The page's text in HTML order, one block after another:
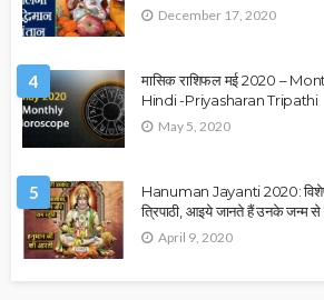
December 17, 2020
4
मासिक राशिफल मई 2020 –
Hindi -Priyasharan Tripathi
May 5, 2020
5
Hanuman Jayanti 2020: विशेष
त्रिपाठी, आइये जानते हैं उनके जन्म से
April 9, 2020